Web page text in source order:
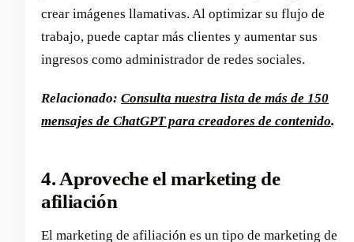
crear imágenes llamativas. Al optimizar su flujo de
trabajo, puede captar más clientes y aumentar sus
ingresos como administrador de redes sociales.
Relacionado: Consulta nuestra lista de más de 150
mensajes de ChatGPT para creadores de contenido.
4. Aproveche el marketing de
afiliación
El marketing de afiliación es un tipo de marketing de